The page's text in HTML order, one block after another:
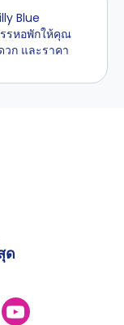
Blue
รหอพักให้คุณ
วก และราคา
ด